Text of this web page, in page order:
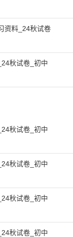
资料_24秋试卷
秋试卷_初中
秋试卷_初中
秋试卷_初中
秋试卷_初中
秋试卷_初中